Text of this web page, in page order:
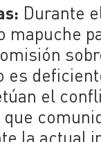
Durante
el
la actual